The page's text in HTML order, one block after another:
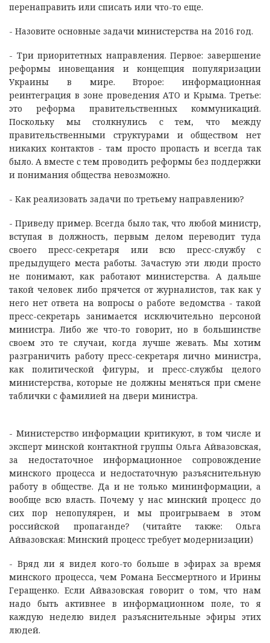
перенаправить или списать или что-то еще.
- Назовите основные задачи министерства на 2016 год.
- Три приоритетных направления. Первое: завершение
реформы иновещания и концепция популяризации
Украины в мире. Второе: информационная
реинтеграция в зоне проведения АТО и Крыма. Третье:
это реформа правительственных коммуникаций.
Поскольку мы столкнулись с тем, что между
правительственными структурами и обществом нет
никаких контактов - там просто пропасть и всегда так
было. А вместе с тем проводить реформы без поддержки
и понимания общества невозможно.
- Как реализовать задачи по третьему направлению?
- Приведу пример. Всегда было так, что любой министр,
вступая в должность, первым делом переводит туда
своего пресс-секретаря или всю пресс-службу с
предыдущего места работы. Зачастую эти люди просто
не понимают, как работают министерства. А дальше
такой человек либо прячется от журналистов, так как у
него нет ответа на вопросы о работе ведомства - такой
пресс-секретарь занимается исключительно персоной
министра. Либо же что-то говорит, но в большинстве
своем это те случаи, когда лучше жевать. Мы хотим
разграничить работу пресс-секретаря лично министра,
как политической фигуры, и пресс-службы целого
министерства, которые не должны меняться при смене
таблички с фамилией на двери министра.
- Министерство информации критикуют, в том числе и
эксперт минской контактной группы Ольга Айвазовская,
за недостаточное информационное сопровождение
минского процесса и недостаточную разъяснительную
работу в обществе. Да и не только мининформации, а
вообще всю власть. Почему у нас минский процесс до
сих пор непопулярен, и мы проигрываем в этом
российской пропаганде? (читайте также: Ольга
Айвазовская: Минский процесс требует модернизации)
- Вряд ли я видел кого-то больше в эфирах за время
минского процесса, чем Романа Бессмертного и Ирины
Геращенко. Если Айвазовская говорит о том, что нам
надо быть активнее в информационном поле, то я
каждую неделю видел разъяснительные эфиры этих
людей.